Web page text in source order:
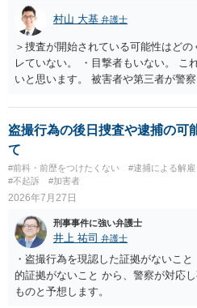
とをお勧めいたします。ご参考にして
村山 大基 弁護士
＞捜査が開始されている可能性はど
レていない。 ・目撃者もいない。 こ
いと思います。 被害者や第三者が警
からです。 保護観察期間中とのこと
受けるなども検討なさると良いと思い
盗撮行為の後日捜査や逮捕の可
て
#前科・前歴をつけたくない #逮捕による解
#不起訴
#加害者
2026年7月27日
刑事事件に強い弁護士
井上 祐司 弁護士
・盗撮行為を現認した証拠がないこ
的証拠がないこと から、警察が対応
ものと予想します。